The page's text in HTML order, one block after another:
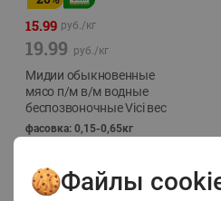
15.99 руб./кг
19.99 руб./кг
Мидии обыкновенные
мясо п/м в/м водные
беспозвоночные Vici вес
фасовка: 0,15-0,65кг
Файлы